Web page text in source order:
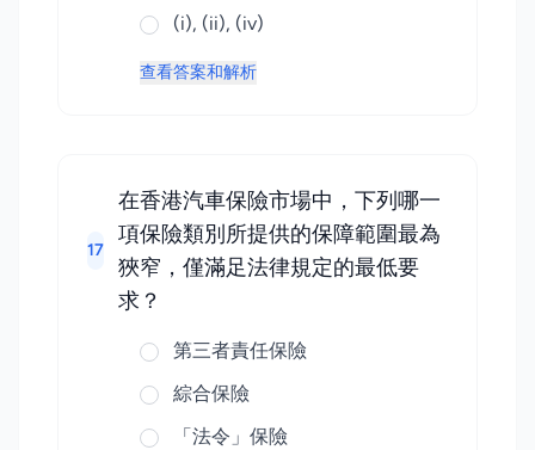
(i), (ii), (iv)
查看答案和解析
17
在香港汽車保險市場中，下列哪一
項保險類別所提供的保障範圍最為
狹窄，僅滿足法律規定的最低要
求？
第三者責任保險
綜合保險
「法令」保險